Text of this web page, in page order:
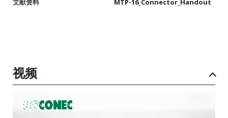
文献资料 MTP-16_Connector_Handout
视频